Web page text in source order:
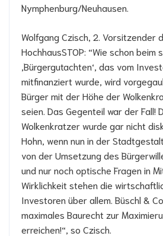
Nymphenburg/Neuhausen.
Wolfgang Czisch, 2. Vorsitzender
HochhausSTOP: “Wie schon beim
‚Bürgergutachten‘, das vom
mitfinanziert wurde, wird
Bürger mit der Höhe der
seien. Das Gegenteil war der Fall!
Wolkenkratzer wurde gar nicht
Hohn, wenn nun in der
von der Umsetzung des
und nur noch optische Fragen in
Wirklichkeit stehen die
Investoren über allem. Büschl &
maximales Baurecht zur
erreichen!“, so Czisch.